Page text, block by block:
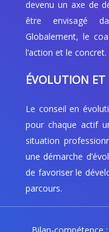
devenu un axe de
être envisagé
Globalement, le
l’action et le concret.
ÉVOLUTION ET
Le conseil en
pour chaque actif
situation
une démarche
de favoriser le
parcours.